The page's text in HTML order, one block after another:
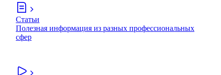
Статьи
Полезная информация из разных профессиональных
сфер